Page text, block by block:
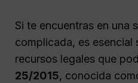
Si te encuentras en una
complicada, es esencial
recursos legales que
25/2015, conocida